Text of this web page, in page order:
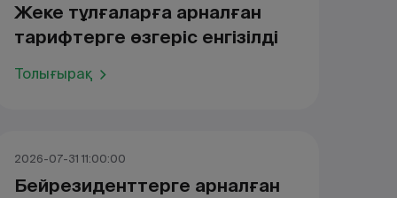
Жеке тұлғаларға арналған
тарифтерге өзгеріс енгізілді
Толығырақ
2026-07-31 11:00:00
Бейрезиденттерге арналған